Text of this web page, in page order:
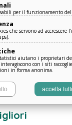
per il funzionamento
che servono ad accrescere
aiutano i proprietari
con i siti
in forma anonima.
accetta